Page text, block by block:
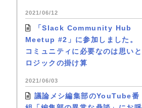
2021/06/12
「Slack Community Hub
Meetup #2」に参加しました。
コミュニティに必要なのは思いと
ロジックの掛け算
2021/06/03
議論メシ編集部のYouTube番